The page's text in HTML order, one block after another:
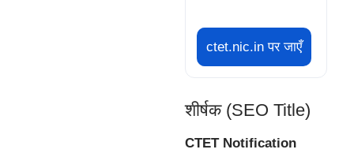
ctet.nic.in पर जाएँ
शीर्षक (SEO Title)
CTET Notification